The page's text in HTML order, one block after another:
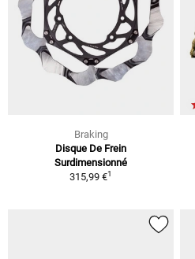
Braking
Disque De Frein
Surdimensionné
315,99 €1